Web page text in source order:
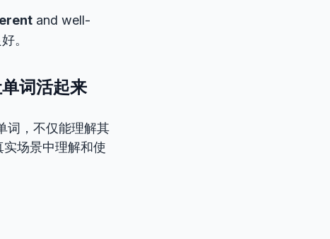
and well-
。
词活起来
词，不仅能理解其
场景中理解和使